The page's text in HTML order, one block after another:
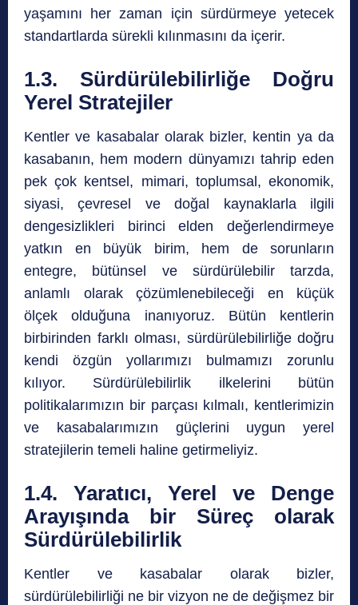
yaşamını her zaman için sürdürmeye yetecek
standartlarda sürekli kılınmasını da içerir.
1.3. Sürdürülebilirliğe Doğru
Yerel Stratejiler
Kentler ve kasabalar olarak bizler, kentin ya da
kasabanın, hem modern dünyamızı tahrip eden
pek çok kentsel, mimari, toplumsal, ekonomik,
siyasi, çevresel ve doğal kaynaklarla ilgili
dengesizlikleri birinci elden değerlendirmeye
yatkın en büyük birim, hem de sorunların
entegre, bütünsel ve sürdürülebilir tarzda,
anlamlı olarak çözümlenebileceği en küçük
ölçek olduğuna inanıyoruz. Bütün kentlerin
birbirinden farklı olması, sürdürülebilirliğe doğru
kendi özgün yollarımızı bulmamızı zorunlu
kılıyor. Sürdürülebilirlik ilkelerini bütün
politikalarımızın bir parçası kılmalı, kentlerimizin
ve kasabalarımızın güçlerini uygun yerel
stratejilerin temeli haline getirmeliyiz.
1.4. Yaratıcı, Yerel ve Denge
Arayışında bir Süreç olarak
Sürdürülebilirlik
Kentler ve kasabalar olarak bizler,
sürdürülebilirliği ne bir vizyon ne de değişmez bir